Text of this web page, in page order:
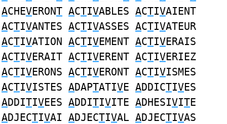
ACHEVERONT ACTIVABLES ACTIVAIENT
ACTIVANTES ACTIVASSES ACTIVATEUR
ACTIVATION ACTIVEMENT ACTIVERAIS
ACTIVERAIT ACTIVERENT ACTIVERIEZ
ACTIVERONS ACTIVERONT ACTIVISMES
ACTIVISTES ADAPTATIVE ADDICTIVES
ADDITIVEES ADDITIVITE ADHESIVITE
ADJECTIVAI ADJECTIVAL ADJECTIVAS